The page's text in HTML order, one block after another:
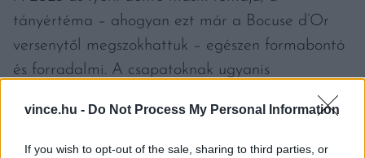
vince.hu - Do Not Process My Personal Information
If you wish to opt-out of the sale, sharing to third parties, or
tányértéma – ahogyan ezt már a Bocuse d’Or
versenytől megszokhattuk – egészen formabontó
és forradalmi. A csapatoknak ugyanis
gyerekmenüt kell készíteniük, három fogást 15
személyre. A szervezők szerint ez a téma
garantáltam sok kreatív megoldást és meglepő